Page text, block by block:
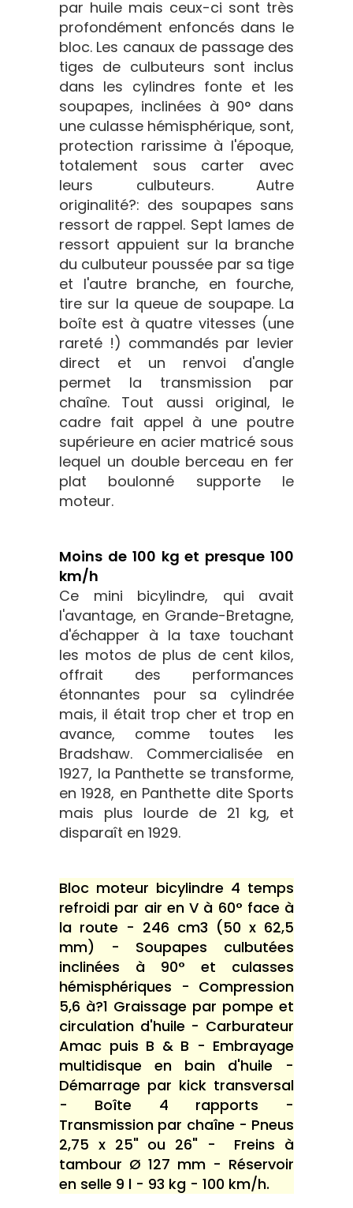
par huile mais ceux-ci sont très
profondément enfoncés dans le
bloc. Les canaux de passage des
tiges de culbuteurs sont inclus
dans les cylindres fonte et les
soupapes, inclinées à 90° dans
une culasse hémisphérique, sont,
protection rarissime à l'époque,
totalement sous carter avec
leurs culbuteurs. Autre
originalité?: des soupapes sans
ressort de rappel. Sept lames de
ressort appuient sur la branche
du culbuteur poussée par sa tige
et l'autre branche, en fourche,
tire sur la queue de soupape. La
boîte est à quatre vitesses (une
rareté !) commandés par levier
direct et un renvoi d'angle
permet la transmission par
chaîne. Tout aussi original, le
cadre fait appel à une poutre
supérieure en acier matricé sous
lequel un double berceau en fer
plat boulonné supporte le
moteur.
Moins de 100 kg et presque 100
km/h
Ce mini bicylindre, qui avait
l'avantage, en Grande-Bretagne,
d'échapper à la taxe touchant
les motos de plus de cent kilos,
offrait des performances
étonnantes pour sa cylindrée
mais, il était trop cher et trop en
avance, comme toutes les
Bradshaw. Commercialisée en
1927, la Panthette se transforme,
en 1928, en Panthette dite Sports
mais plus lourde de 21 kg, et
disparaît en 1929.
Bloc moteur bicylindre 4 temps
refroidi par air en V à 60° face à
la route - 246 cm3 (50 x 62,5
mm) - Soupapes culbutées
inclinées à 90° et culasses
hémisphériques - Compression
5,6 à?1 Graissage par pompe et
circulation d'huile - Carburateur
Amac puis B & B - Embrayage
multidisque en bain d'huile -
Démarrage par kick transversal
- Boîte 4 rapports -
Transmission par chaîne - Pneus
2,75 x 25" ou 26" - Freins à
tambour Ø 127 mm - Réservoir
en selle 9 l - 93 kg - 100 km/h.